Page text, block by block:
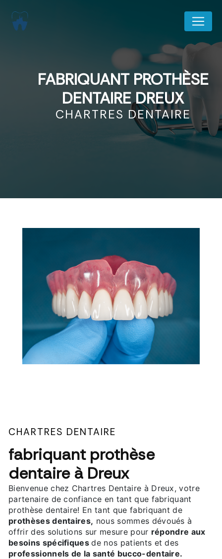
FABRIQUANT PROTHÈSE
DENTAIRE DREUX
CHARTRES DENTAIRE
CHARTRES DENTAIRE
fabriquant prothèse
dentaire à Dreux
Bienvenue chez Chartres Dentaire à Dreux, votre
partenaire de confiance en tant que fabriquant
prothèse dentaire! En tant que fabriquant de
prothèses dentaires, nous sommes dévoués à
offrir des solutions sur mesure pour répondre aux
besoins spécifiquesde nos patients et des
professionnels de la santé bucco-dentaire.